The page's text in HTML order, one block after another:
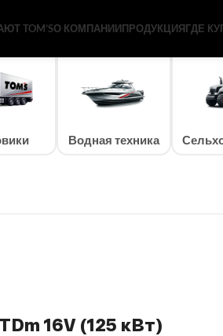
TOM’SО КОМПАНИИПРОДУКЦИЯГДЕ
Водная техника
16V (125 кВт)